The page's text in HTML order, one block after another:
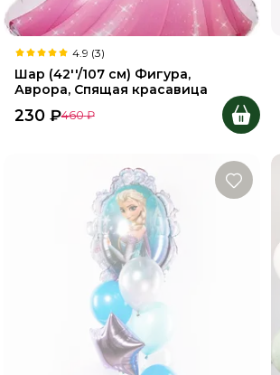
4.9 (3)
Шар (42''/107 см) Фигура,
Аврора, Спящая красавица
230 ₽460 ₽